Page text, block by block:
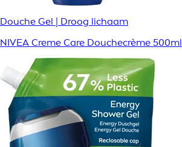
Douche Gel | Droog lichaam
NIVEA Creme Care Douchecrème 500ml